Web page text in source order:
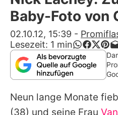
Alle Themen
App
Baby-Foto von
02.10.12, 15:39 -
Lesezeit: 1 min
Neun lange Monate
(38) und seine Frau